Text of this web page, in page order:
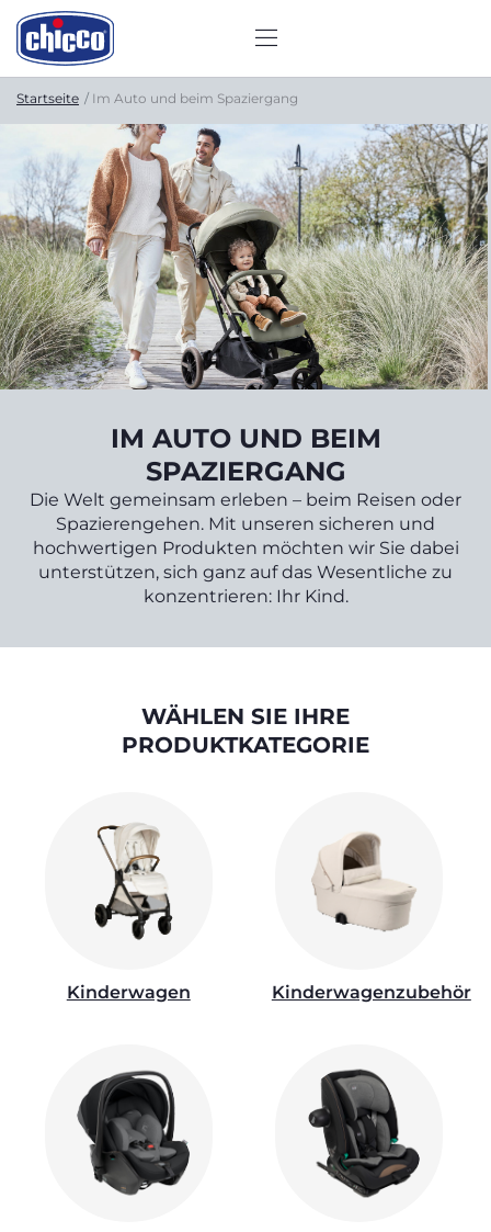
Startseite Im Auto und beim Spaziergang
IM AUTO UND BEIM
SPAZIERGANG
Die Welt gemeinsam erleben – beim Reisen oder
Spazierengehen. Mit unseren sicheren und
hochwertigen Produkten möchten wir Sie dabei
unterstützen, sich ganz auf das Wesentliche zu
konzentrieren: Ihr Kind.
WÄHLEN SIE IHRE
PRODUKTKATEGORIE
Kinderwagen Kinderwagenzubehör